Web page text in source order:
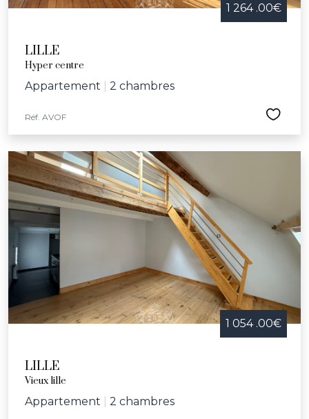
1 264 .00€
LILLE
Hyper centre
Appartement 2 chambres
Réf. AVOF
1 054 .00€
LILLE
Vieux lille
Appartement 2 chambres